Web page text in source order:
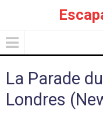
La Parade
Londres